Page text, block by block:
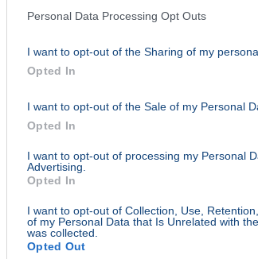
Personal Data Processing Opt Outs
I want to opt-out of the Sharing of my
Opted In
I want to opt-out of the Sale of my Personal
Opted In
I want to opt-out of processing my Personal
Advertising.
Opted In
I want to opt-out of Collection, Use,
of my Personal Data that Is Unrelated with
was collected.
Opted Out